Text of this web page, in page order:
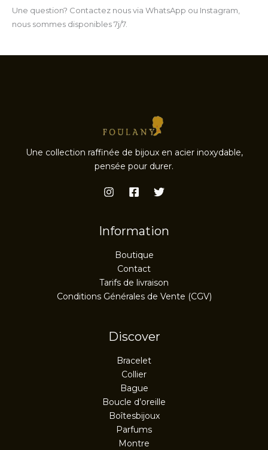
Une question? Contactez nous via WhatsApp ou Instagram,
nous sommes disponibles 7j/7.
Une collection raffinée de bijoux en acier inoxydable,
pensée pour durer.
Information
Boutique
Contact
Tarifs de livraison
Conditions Générales de Vente (CGV)
Discover
Bracelet
Collier
Bague
Boucle d’oreille
Boîtesbijoux
Parfums
Montre